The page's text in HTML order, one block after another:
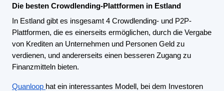
Die besten Crowdlending-Plattformen in Estland
In Estland gibt es insgesamt 4 Crowdlending- und P2P-
Plattformen, die es einerseits ermöglichen, durch die Vergabe
von Krediten an Unternehmen und Personen Geld zu
verdienen, und andererseits einen besseren Zugang zu
Finanzmitteln bieten.
Quanloop hat ein interessantes Modell, bei dem Investoren